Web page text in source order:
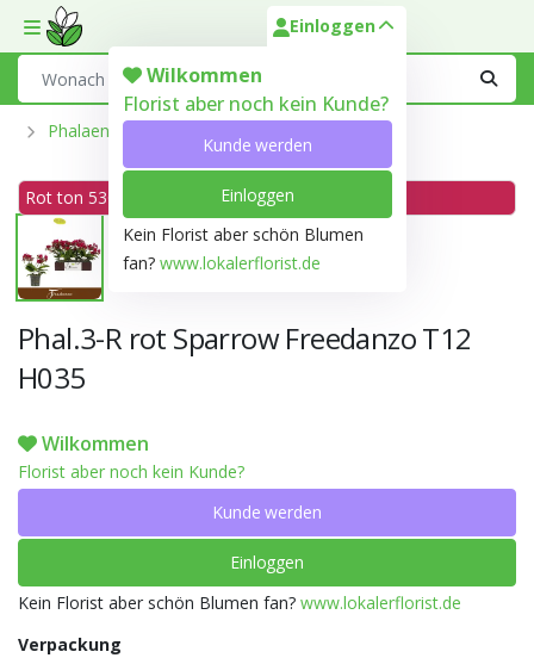
Toggle mobile menu
Einloggen
Wilkommen
Florist aber noch kein Kunde?
Kunde werden
Einloggen
Kein Florist aber schön Blumen
fan? www.lokalerflorist.de
Phalaenopsis Aus Der Optiflor-Gärtnerei
Rot ton 53C
Phal.3-R rot Sparrow Freedanzo T12
H035
Wilkommen
Florist aber noch kein Kunde?
Kunde werden
Einloggen
Kein Florist aber schön Blumen fan? www.lokalerflorist.de
Verpackung